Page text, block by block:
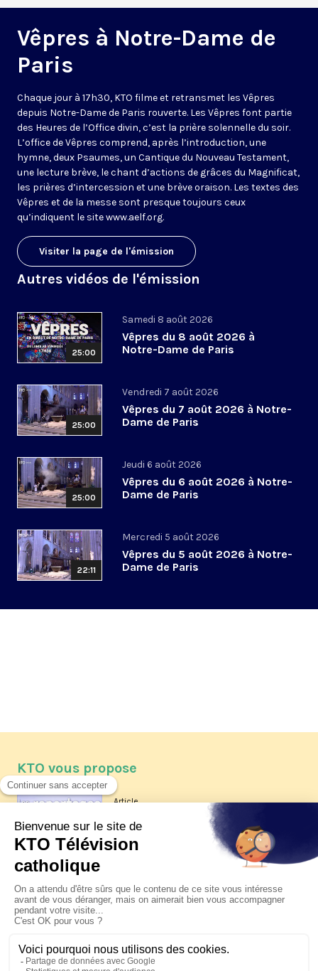
Vêpres à Notre-Dame de
Paris
Chaque jour à 17h30, KTO filme et retransmet les Vêpres
depuis Notre-Dame de Paris rouverte. Les Vêpres font partie
des Heures de l’Office divin, c’est la prière solennelle du soir.
L’office de Vêpres comprend, après l’introduction, une
hymne, deux Psaumes, un Cantique du Nouveau Testament,
une lecture brève, le chant d’actions de grâces du Magnificat,
les prières d’intercession et une brève oraison. Les textes des
Vêpres et de la messe sont presque toujours ceux
qu’indiquent le sitewww.aelf.org.
Visiter la page de l'émission
Autres vidéos de l'émission
25:00
Samedi 8 août 2026
Vêpres du 8 août 2026 à
Notre-Dame de Paris
25:00
Vendredi 7 août 2026
Vêpres du 7 août 2026 à Notre-
Dame de Paris
25:00
Jeudi 6 août 2026
Vêpres du 6 août 2026 à Notre-
Dame de Paris
22:11
Mercredi 5 août 2026
Vêpres du 5 août 2026 à Notre-
Dame de Paris
KTO vous propose
Article
Les reportages d'été 2026 de KTO
La visite pastorale du pape Léon
XIV à Assise à suivre sur KTO le
jeudi 6 août
Le pape en Uruguay, Argentine et
Pérou du 6 au 17 novembre 2026